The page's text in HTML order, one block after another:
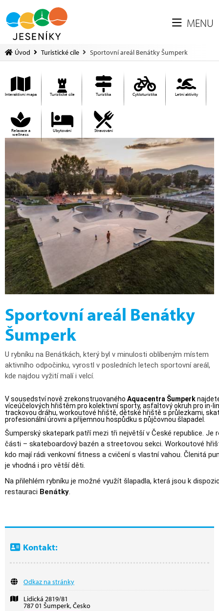
MENU
Úvod Turistické cíle Sportovní areál Benátky Šumperk
Interaktivní mapa Turistické cíle Turistika Cykloturistika Letní aktivity
Relaxace a
wellness
Ubytování Stravování
Sportovní areál Benátky
Šumperk
U rybníku na Benátkách, který byl v minulosti oblíbeným místem
aktivního odpočinku, vyrostl v posledních letech sportovní areál,
kde najdou vyžití malí i velcí.
V sousedství nově zrekonstruovaného Aquacentra Šumperk
víceúčelových hřištěm pro kolektivní sporty, asfaltový okruh pro in-
trackovou dráhu, workoutové hřiště, dětské hřiště s průlezkami,
profesionální úrovni a příjemnou hospůdku s půjčovnou šlapadel.
Šumperský skatepark patří mezi tři největší v České republice. Je
části – skateboardový bazén a streetovou sekci. Workoutové
kdo mají rádi venkovní fitness a cvičení s vlastní vahou. Členitá
je vhodná i pro větší děti.
Na přilehlém rybníku je možné využít šlapadla, která jsou k
restauraci Benátky.
Kontakt:
Odkaz na stránky
Lidická 2819/81
787 01 Šumperk, Česko